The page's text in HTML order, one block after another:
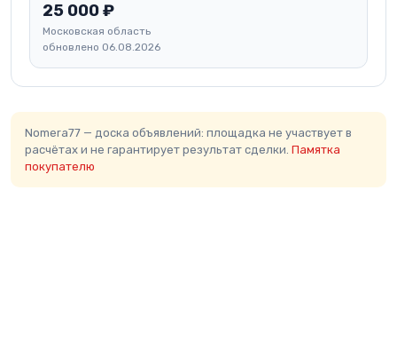
25 000 ₽
Московская область
обновлено 06.08.2026
Nomera77 — доска объявлений: площадка не участвует в
расчётах и не гарантирует результат сделки. Памятка
покупателю